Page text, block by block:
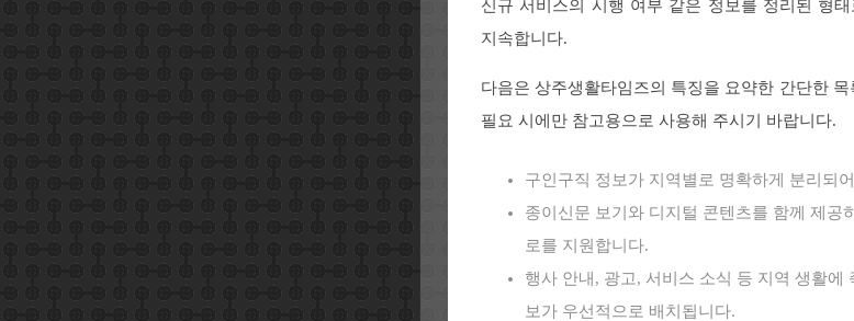
신규 서비스의 시행 여부 같은 정보를 정리된 형
지속합니다.
다음은 상주생활타임즈의 특징을 요약한 간단한
필요 시에만 참고용으로 사용해 주시기 바랍니다.
구인구직 정보가 지역별로 명확하게 분리되
종이신문 보기와 디지털 콘텐츠를 함께 제공
로를 지원합니다.
행사 안내, 광고, 서비스 소식 등 지역 생활에
보가 우선적으로 배치됩니다.